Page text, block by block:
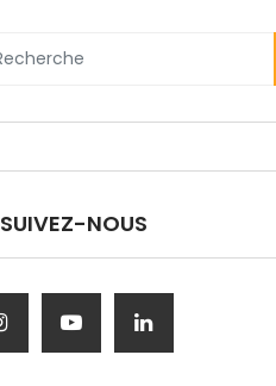
SUIVEZ-NOUS